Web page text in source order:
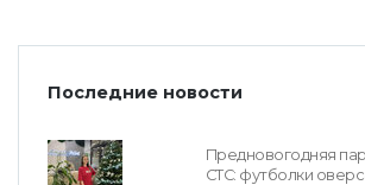
Последние новости
Предновогодняя
СТС: футболки